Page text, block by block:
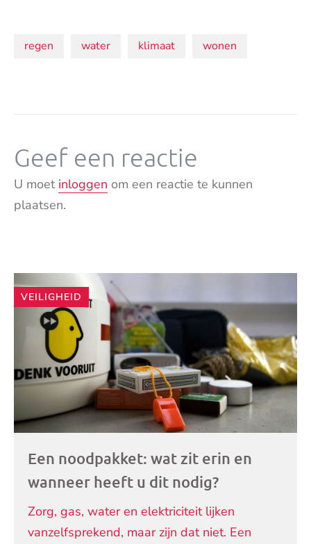
Onderwerpen:
regen water klimaat wonen
Geef een reactie
U moet inloggen om een reactie te kunnen
plaatsen.
Andere
artikelen
VEILIGHEID
Een noodpakket: wat zit erin en
wanneer heeft u dit nodig?
Zorg, gas, water en elektriciteit lijken
vanzelfsprekend, maar zijn dat niet. Een